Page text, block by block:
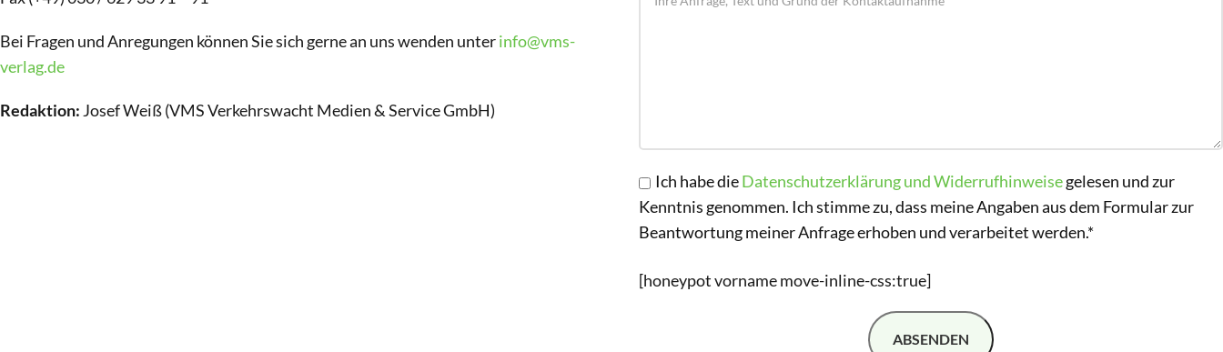
Bei Fragen und Anregungen können Sie sich gerne an uns wenden unterinfo@vms-
verlag.de
Redaktion: Josef Weiß (VMS Verkehrswacht Medien & Service GmbH)
Ich habe dieDatenschutzerklärung und Widerrufhinweisegelesen und zur
Kenntnis genommen. Ich stimme zu, dass meine Angaben aus dem Formular zur
Beantwortung meiner Anfrage erhoben und verarbeitet werden.*
[honeypot vorname move-inline-css:true]